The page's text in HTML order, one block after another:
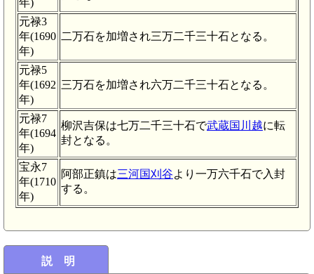
元禄3
年(1690
年)
二万石を加増され三万二千三十石となる。
元禄5
年(1692
年)
三万石を加増され六万二千三十石となる。
元禄7
年(1694
年)
柳沢吉保は七万二千三十石で武蔵国川越に転
封となる。
宝永7
年(1710
年)
阿部正鎮は三河国刈谷より一万六千石で入封
する。
説 明